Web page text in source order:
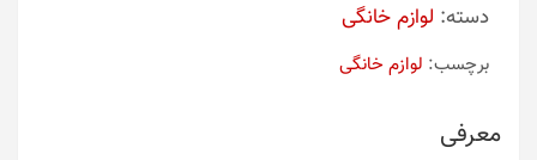
دسته: لوازم خانگی
برچسب: لوازم خانگی
معرفی